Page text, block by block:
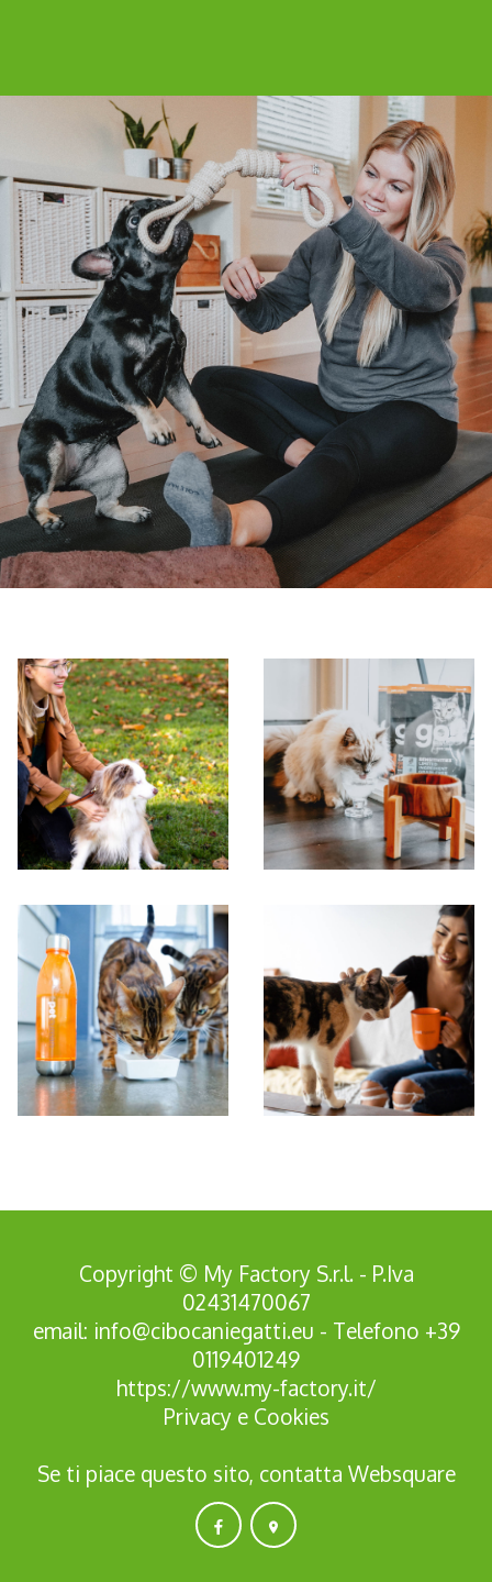
Copyright © My Factory S.r.l. - P.Iva
02431470067
email: info@cibocaniegatti.eu - Telefono +39
0119401249
https://www.my-factory.it/
Privacy e Cookies
Se ti piace questo sito, contatta Websquare